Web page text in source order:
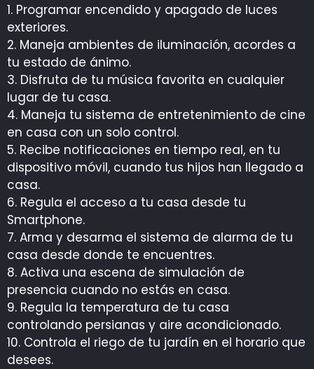
1. Programar encendido y apagado de luces
exteriores.
2. Maneja ambientes de iluminación, acordes a
tu estado de ánimo.
3. Disfruta de tu música favorita en cualquier
lugar de tu casa.
4. Maneja tu sistema de entretenimiento de cine
en casa con un solo control.
5. Recibe notificaciones en tiempo real, en tu
dispositivo móvil, cuando tus hijos han llegado a
casa.
6. Regula el acceso a tu casa desde tu
Smartphone.
7. Arma y desarma el sistema de alarma de tu
casa desde donde te encuentres.
8. Activa una escena de simulación de
presencia cuando no estás en casa.
9. Regula la temperatura de tu casa
controlando persianas y aire acondicionado.
10. Controla el riego de tu jardín en el horario que
desees.